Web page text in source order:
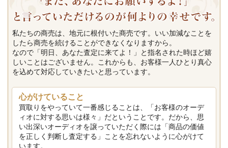
私たちの商売は、地元に根付いた商売です。いい加減なことを
したら商売を続けることができなくなりますから。
なので「明日、あなた査定に来てよ！」と指名された時ほど嬉
しいことはございません。これからも、お客様一人ひとり真心
を込めて対応していきたいと思っています。
心がけていること
買取りをやっていて一番感じることは、「お客様のオーデ
ィオに対する思いは様々」だということです。だから、思
い出深いオーディオを譲っていただく際には「商品の価値
を正しく判断し査定する」ことを忘れないように心がけて
います。